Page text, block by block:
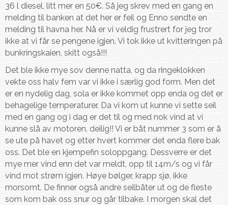
36 l diesel, litt mer en 50€. Så jeg skrev med en gang en
melding til banken at det her er feil og Enno sendte en
melding til havna her. Nå er vi veldig frustrert for jeg tror
ikke at vi får se pengene igjen. Vi tok ikke ut kvitteringen på
bunkringskaien, skitt også!!!
Det ble ikke mye sov denne natta, og da ringeklokken
vekte oss halv fem var vi ikke i særlig god form. Men det
er en nydelig dag, sola er ikke kommet opp enda og det er
behagelige temperaturer. Da vi kom ut kunne vi sette seil
med en gang og i dag er det til og med nok vind at vi
kunne slå av motoren. deilig!! Vi er båt nummer 3 som er å
se ute på havet og etter hvert kommer det enda flere bak
oss. Det ble en kjempefin soloppgang. Dessverre er det
mye mer vind enn det var meldt, opp til 14m/s og vi får
vind mot strøm igjen. Høye bølger, krapp sjø, ikke
morsomt. De finner også andre seilbåter ut og de fleste
som kom bak oss snur og går tilbake. I morgen skal det